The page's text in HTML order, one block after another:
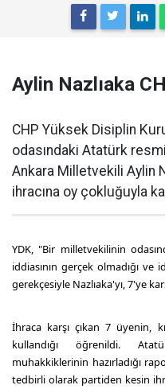
Aylin Nazlıaka
CHP Yüksek Disiplin
odasındaki Atatürk
Ankara Milletvekili Aylin
ihracına oy çokluğuyla
YDK, "Bir milletvekilinin
iddiasının gerçek olmadığı
gerekçesiyle Nazlıaka'yı, 7'ye
İhraca karşı çıkan 7 üyenin,
kullandığı öğrenildi.
muhakkiklerinin hazırladığı
tedbirli olarak partiden kesin